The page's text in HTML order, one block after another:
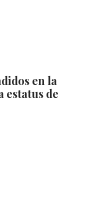
en la
estatus de